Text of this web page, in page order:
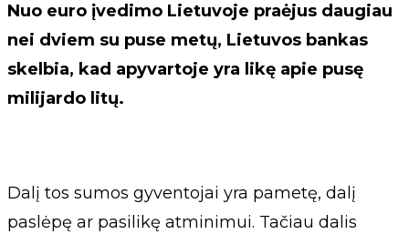
Nuo euro įvedimo Lietuvoje praėjus daugiau
nei dviem su puse metų, Lietuvos bankas
skelbia, kad apyvartoje yra likę apie pusę
milijardo litų.
Dalį tos sumos gyventojai yra pametę, dalį
paslėpę ar pasilikę atminimui. Tačiau dalis